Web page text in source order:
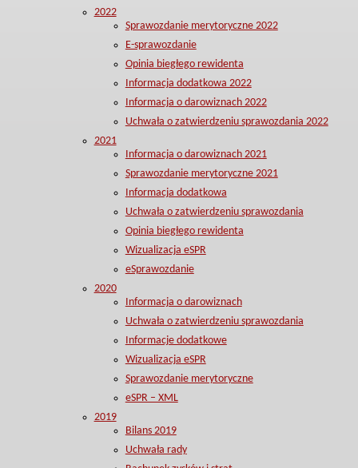
2022
Sprawozdanie merytoryczne 2022
E-sprawozdanie
Opinia biegłego rewidenta
Informacja dodatkowa 2022
Informacja o darowiznach 2022
Uchwała o zatwierdzeniu sprawozdania 2022
2021
Informacja o darowiznach 2021
Sprawozdanie merytoryczne 2021
Informacja dodatkowa
Uchwała o zatwierdzeniu sprawozdania
Opinia biegłego rewidenta
Wizualizacja eSPR
eSprawozdanie
2020
Informacja o darowiznach
Uchwała o zatwierdzeniu sprawozdania
Informacje dodatkowe
Wizualizacja eSPR
Sprawozdanie merytoryczne
eSPR – XML
2019
Bilans 2019
Uchwała rady